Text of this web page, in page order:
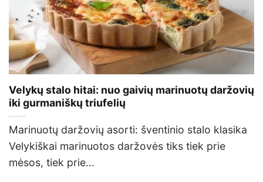
Velykų stalo hitai: nuo gaivių marinuotų daržovių
iki gurmaniškų triufelių
Marinuotų daržovių asorti: šventinio stalo klasika
Velykiškai marinuotos daržovės tiks tiek prie
mėsos, tiek prie...